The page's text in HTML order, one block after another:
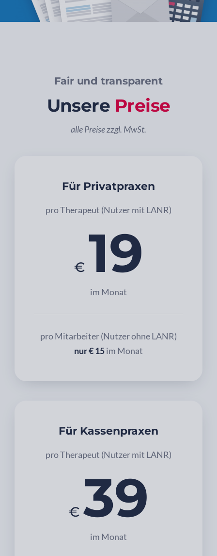
Fair und transparent
Unsere Preise
alle Preise zzgl. MwSt.
Für Privatpraxen
pro Therapeut (Nutzer mit LANR)
€ 19
im Monat
pro Mitarbeiter (Nutzer ohne LANR)
nur € 15im Monat
Für Kassenpraxen
pro Therapeut (Nutzer mit LANR)
€ 39
im Monat